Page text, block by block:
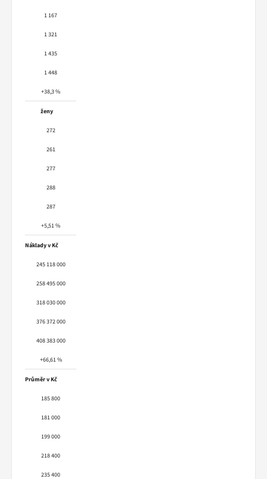
1 167
1 321
1 435
1 448
+38,3 %
ženy
272
261
277
288
287
+5,51 %
Náklady v Kč
245 118 000
258 495 000
318 030 000
376 372 000
408 383 000
+66,61 %
Průměr v Kč
185 800
181 000
199 000
218 400
235 400